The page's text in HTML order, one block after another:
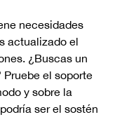
necesidades
actualizado el
¿Buscas un
el soporte
y sobre la
ser el sostén